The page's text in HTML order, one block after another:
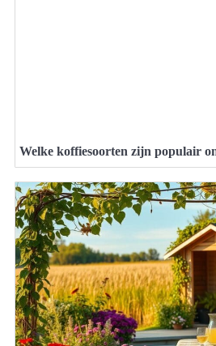
Welke koffiesoorten zijn populair